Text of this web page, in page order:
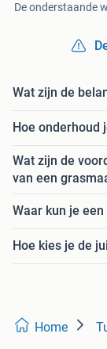
De onderstaande
Wat zijn de
Hoe onderhoud
Wat zijn de
van een
Waar kun je
Hoe kies je de
Home